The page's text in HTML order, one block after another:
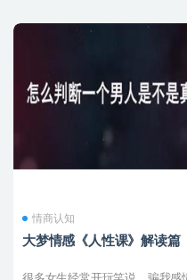
情商认知
大梦情感《人性课》解读篇